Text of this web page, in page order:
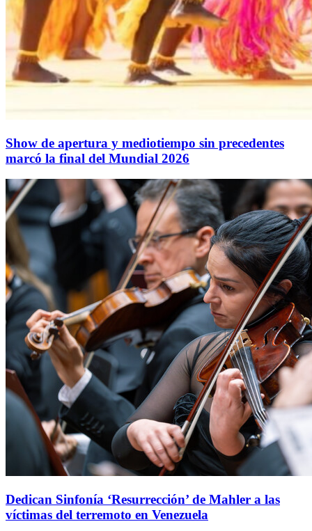
Show de apertura y mediotiempo sin precedentes
marcó la final del Mundial 2026
Dedican Sinfonía ‘Resurrección’ de Mahler a las
víctimas del terremoto en Venezuela